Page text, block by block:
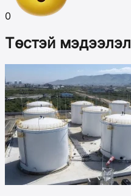
0
Төстэй мэдээлэл